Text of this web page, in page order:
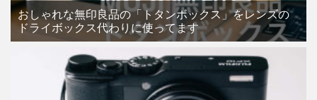
おしゃれな無印良品の「トタンボックス」をレンズの
ドライボックス代わりに使ってます